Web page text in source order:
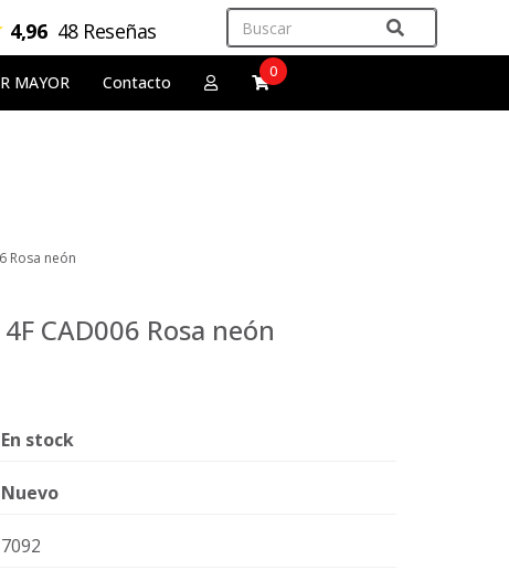
4,96 48 Reseñas
MAYOR Contacto
0
Rosa neón
CAD006 Rosa neón
En stock
Nuevo
7092